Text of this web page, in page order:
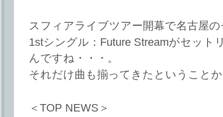
スフィアライブツアー開幕で名古屋
1stシングル：Future Streamがセット
んですね・・・。
それだけ曲も揃ってきたということ
＜TOP NEWS＞